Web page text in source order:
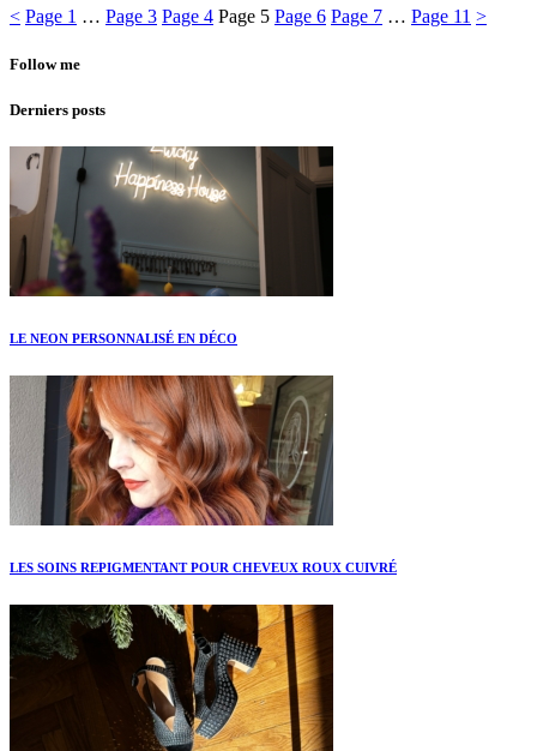
< Page 1 … Page 3 Page 4 Page 5 Page 6 Page 7 … Page 11 >
Follow me
Derniers posts
LE NEON PERSONNALISÉ EN DÉCO
LES SOINS REPIGMENTANT POUR CHEVEUX ROUX CUIVRÉ